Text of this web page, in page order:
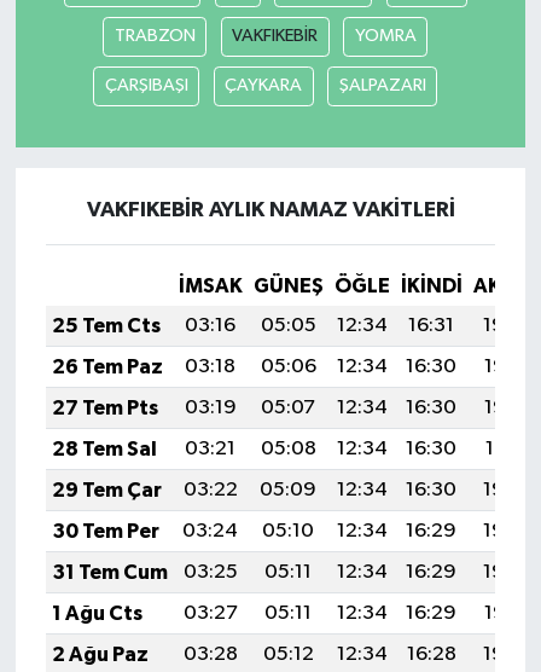
TRABZON VAKFIKEBİR YOMRA
ÇARŞIBAŞI ÇAYKARA ŞALPAZARI
VAKFIKEBİR AYLIK NAMAZ VAKITLERI
İMSAK GÜNEŞ ÖĞLE İKINDI
25 Tem Cts
03:16 05:05 12:34 16:31
19:54
26 Tem Paz
03:18 05:06 12:34 16:30
19:53
27 Tem Pts
03:19 05:07 12:34 16:30
19:52
28 Tem Sal
03:21 05:08 12:34 16:30
19:51
29 Tem Çar
03:22 05:09 12:34 16:30
19:50
30 Tem Per
03:24 05:10 12:34 16:29
19:49
31 Tem Cum
03:25 05:11 12:34 16:29
19:48
1 Ağu Cts
03:27 05:11 12:34 16:29
19:47
2 Ağu Paz
03:28 05:12 12:34 16:28
19:46